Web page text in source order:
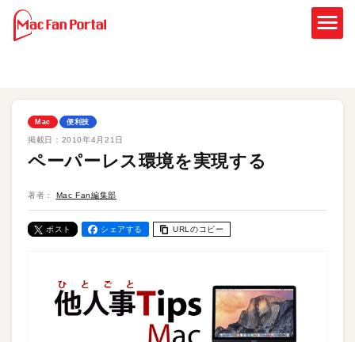
Mac 便利技
掲載日： 2010年4月21日
ペーパーレス環境を実現する
著者： Mac Fan編集部
ポスト シェアする URLのコピー